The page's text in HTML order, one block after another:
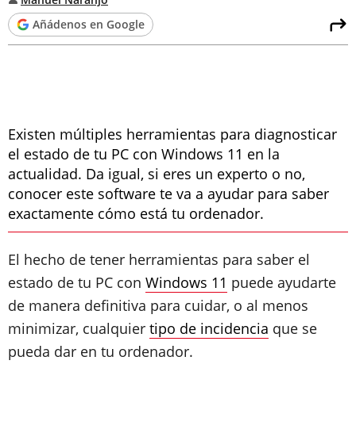
Añádenos en Google
Existen múltiples herramientas para diagnosticar
el estado de tu PC con Windows 11 en la
actualidad. Da igual, si eres un experto o no,
conocer este software te va a ayudar para saber
exactamente cómo está tu ordenador.
El hecho de tener herramientas para saber el
estado de tu PC con Windows 11 puede ayudarte
de manera definitiva para cuidar, o al menos
minimizar, cualquier tipo de incidencia que se
pueda dar en tu ordenador.